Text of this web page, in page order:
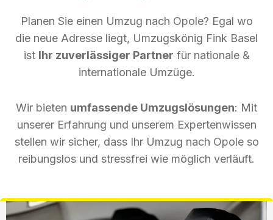
Planen Sie einen Umzug nach Opole? Egal wo
die neue Adresse liegt, Umzugskönig Fink Basel
ist Ihr zuverlässiger Partner für nationale &
internationale Umzüge.
Wir bieten umfassende Umzugslösungen: Mit
unserer Erfahrung und unserem Expertenwissen
stellen wir sicher, dass Ihr Umzug nach Opole so
reibungslos und stressfrei wie möglich verläuft.